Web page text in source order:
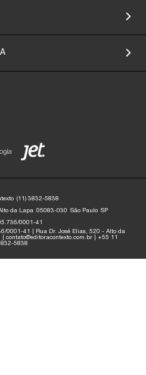
(11) 3832-5838
da Lapa 05083-030 São Paulo SP
0001-41
0001-41 | Rua Dr. José Elias, 520 - Alto da
contato@editoracontexto.com.br | +55 11
5838